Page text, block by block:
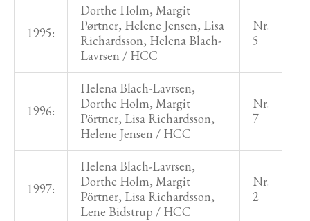
1995:
Dorthe Holm, Margit
Pørtner, Helene Jensen, Lisa
Richardsson, Helena Blach-
Lavrsen / HCC
Nr.
5
1996:
Helena Blach-Lavrsen,
Dorthe Holm, Margit
Pörtner, Lisa Richardsson,
Helene Jensen / HCC
Nr.
7
1997:
Helena Blach-Lavrsen,
Dorthe Holm, Margit
Pörtner, Lisa Richardsson,
Lene Bidstrup / HCC
Nr.
2